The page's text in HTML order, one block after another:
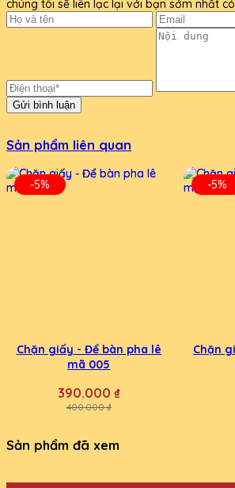
chúng tôi sẽ liên lạc lại với bạn sớm nhất
Gửi bình luận
Sản phẩm liên quan
-5%
Chặn giấy - Để bàn pha lê
mã 005
390.000 ₫
400.000 ₫
-5%
Chặn
Sản phẩm đã xem